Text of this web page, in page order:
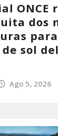
ONCE
dos
sol
Ago 5, 2026